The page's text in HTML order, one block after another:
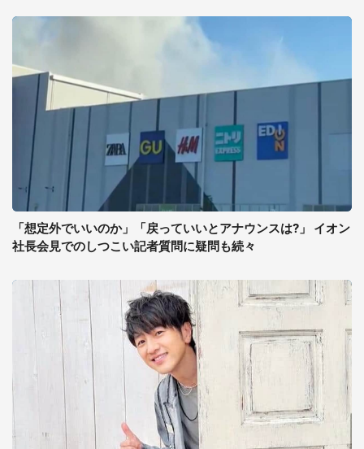
「想定外でいいのか」「戻っていいとアナウンスは?」 イオン
社長会見でのしつこい記者質問に疑問も続々